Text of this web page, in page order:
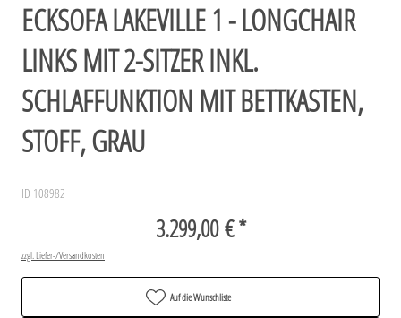
ECKSOFA LAKEVILLE 1 - LONGCHAIR
LINKS MIT 2-SITZER INKL.
SCHLAFFUNKTION MIT BETTKASTEN,
STOFF, GRAU
ID 108982
3.299,00 € *
zzgl. Liefer-/Versandkosten
Auf die Wunschliste